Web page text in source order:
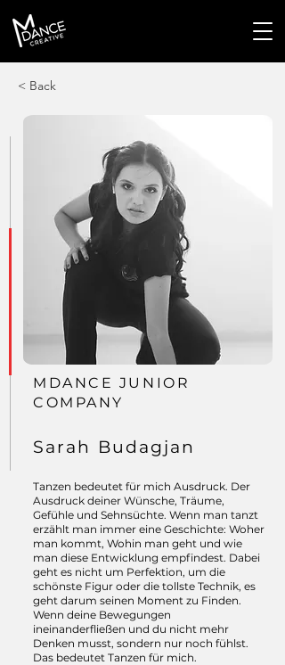
< Back
MDANCE JUNIOR
COMPANY
Sarah Budagjan
Tanzen bedeutet für mich Ausdruck. Der
Ausdruck deiner Wünsche, Träume,
Gefühle und Sehnsüchte. Wenn man tanzt
erzählt man immer eine Geschichte: Woher
man kommt, Wohin man geht und wie
man diese Entwicklung empfindest. Dabei
geht es nicht um Perfektion, um die
schönste Figur oder die tollste Technik, es
geht darum seinen Moment zu Finden.
Wenn deine Bewegungen
ineinanderfließen und du nicht mehr
Denken musst, sondern nur noch fühlst.
Das bedeutet Tanzen für mich.